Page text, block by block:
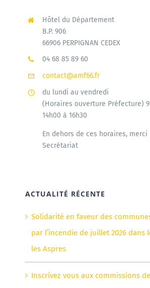
Hôtel du Département
B.P. 906
66906 PERPIGNAN CEDEX
04 68 85 89 60
contact@amf66.fr
du lundi au vendredi
(Horaires ouverture Préfecture)
14h00 à 16h30
En dehors de ces horaires, merci
Secrétariat
ACTUALITÉ RÉCENTE
Solidarité en faveur des
par l’incendie de juillet 2026 dans
les Aspres
Inscrivez vous aux commissions de